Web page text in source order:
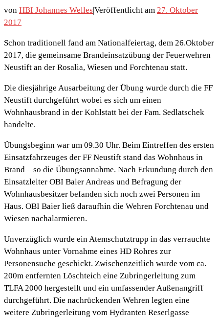
von HBI Johannes Welles|Veröffentlicht am 27. Oktober
2017
Schon traditionell fand am Nationalfeiertag, dem 26.Oktober
2017, die gemeinsame Brandeinsatzübung der Feuerwehren
Neustift an der Rosalia, Wiesen und Forchtenau statt.
Die diesjährige Ausarbeitung der Übung wurde durch die FF
Neustift durchgeführt wobei es sich um einen
Wohnhausbrand in der Kohlstatt bei der Fam. Sedlatschek
handelte.
Übungsbeginn war um 09.30 Uhr. Beim Eintreffen des ersten
Einsatzfahrzeuges der FF Neustift stand das Wohnhaus in
Brand – so die Übungsannahme. Nach Erkundung durch den
Einsatzleiter OBI Baier Andreas und Befragung der
Wohnhausbesitzer befanden sich noch zwei Personen im
Haus. OBI Baier ließ daraufhin die Wehren Forchtenau und
Wiesen nachalarmieren.
Unverzüglich wurde ein Atemschutztrupp in das verrauchte
Wohnhaus unter Vornahme eines HD Rohres zur
Personensuche geschickt. Zwischenzeitlich wurde vom ca.
200m entfernten Löschteich eine Zubringerleitung zum
TLFA 2000 hergestellt und ein umfassender Außenangriff
durchgeführt. Die nachrückenden Wehren legten eine
weitere Zubringerleitung vom Hydranten Reserlgasse